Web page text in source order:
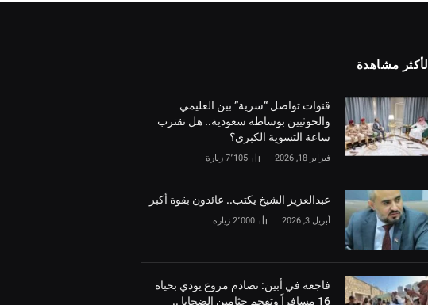
الأكثر مشاهدة
قنوات تواصل “سرية” بين العليمي
والحوثيين بوساطة سعودية.. هل تقترب
ساعة التسوية الكبرى؟
فبراير 18, 2026 7٬105 زيارة
‏عبدالعزيز الشيخ يكتب.. عائدون بقوة أكبر
أبريل 3, 2026 2٬000 زيارة
فاجعة في أبين: تصادم مروع يودي بحياة
16 مسافراً وتفحم جثامين الضحايا ..